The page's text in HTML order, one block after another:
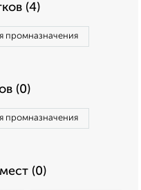
(4)
промназначения
(0)
промназначения
(0)